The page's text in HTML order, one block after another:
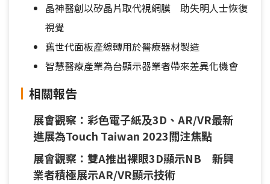
晶神醫創以矽晶片取代視網膜 助失明人士恢復
視覺
舊世代面板產線轉用於醫療器材製造
智慧醫療產業為台顯示器業者帶來差異化機會
相關報告
展會觀察：彩色電子紙及3D、AR/VR最新
進展為Touch Taiwan 2023關注焦點
展會觀察：雙A推出裸眼3D顯示NB 新興
業者積極展示AR/VR顯示技術